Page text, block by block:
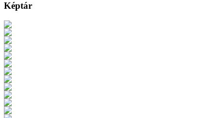
Képtár